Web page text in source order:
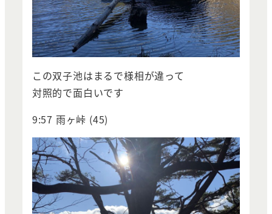
この双子池はまるで様相が違って
対照的で面白いです
9:57 雨ヶ峠 (45)